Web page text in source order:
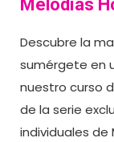
Melodías
Descubre la
sumérgete en
nuestro curso
de la serie
individuales de